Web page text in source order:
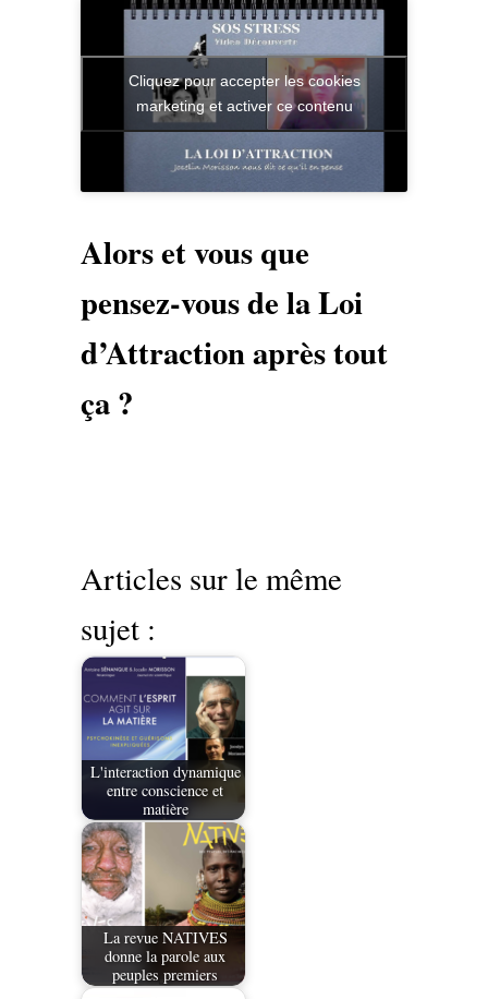
Cliquez pour accepter les cookies
marketing et activer ce contenu
Alors et vous que
pensez-vous de la Loi
d’Attraction après tout
ça ?
Articles sur le même
sujet :
L'interaction dynamique
entre conscience et
matière
La revue NATIVES
donne la parole aux
peuples premiers